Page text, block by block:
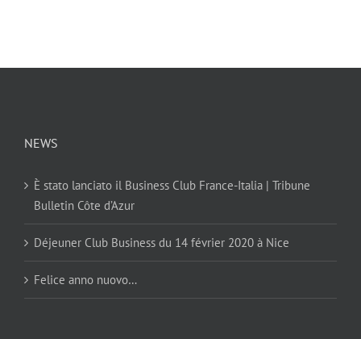
NEWS
È stato lanciato il Business Club France-Italia | Tribune
Bulletin Côte d’Azur
Déjeuner Club Business du 14 février 2020 à Nice
Felice anno nuovo…